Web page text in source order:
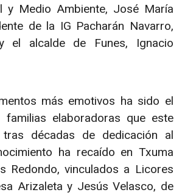
y Medio Ambiente, José María
de la IG Pacharán Navarro,
el alcalde de Funes, Ignacio
más emotivos ha sido el
familias elaboradoras que este
décadas de dedicación al
ha recaído en Txuma
Redondo, vinculados a Licores
Arizaleta y Jesús Velasco, de